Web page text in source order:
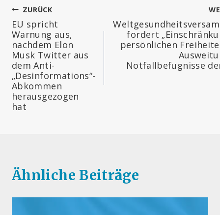
Beitragsnavigation
ZURÜCK
EU spricht
Warnung aus,
nachdem Elon
Musk Twitter aus
dem Anti-
„Desinformations“-
Abkommen
herausgezogen
hat
fordert
persönlichen
Notfallbefugnisse
Ähnliche Beiträge